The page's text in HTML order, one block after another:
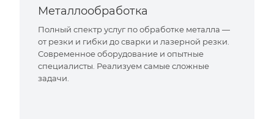
Металлообработка
Полный спектр услуг по обработке металла —
от резки и гибки до сварки и лазерной резки.
Современное оборудование и опытные
специалисты. Реализуем самые сложные
задачи.